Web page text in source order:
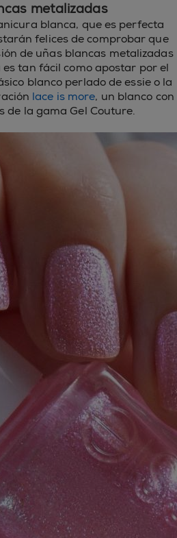
metalizadas
blanca, que es perfecta
felices de comprobar que
de uñas blancas metalizadas
tan fácil como apostar por el
blanco perlado de essie o la
lace is more, un blanco con
de la gama Gel Couture.